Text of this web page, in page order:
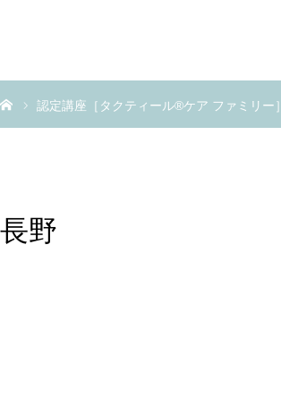
認定講座［タクティール®ケア ファミリー］
長野